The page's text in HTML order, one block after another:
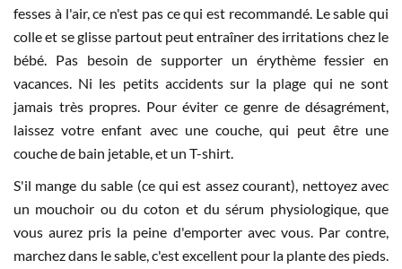
fesses à l'air, ce n'est pas ce qui est recommandé. Le sable qui
colle et se glisse partout peut entraîner des irritations chez le
bébé. Pas besoin de supporter un érythème fessier en
vacances. Ni les petits accidents sur la plage qui ne sont
jamais très propres. Pour éviter ce genre de désagrément,
laissez votre enfant avec une couche, qui peut être une
couche de bain jetable, et un T-shirt.
S'il mange du sable (ce qui est assez courant), nettoyez avec
un mouchoir ou du coton et du sérum physiologique, que
vous aurez pris la peine d'emporter avec vous. Par contre,
marchez dans le sable, c'est excellent pour la plante des pieds.